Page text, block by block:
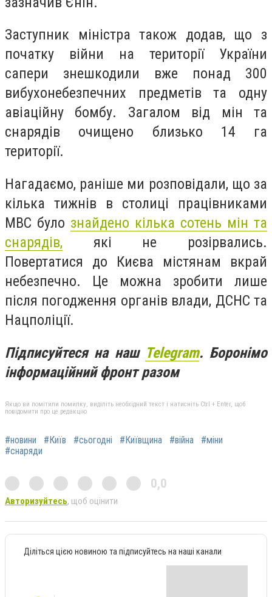
Заступник міністра також додав, що з
початку війни на території України
сапери знешкодили вже понад 300
вибухонебезпечних предметів та одну
авіаційну бомбу. Загалом від мін та
снарядів очищено близько 14 га
території.
Нагадаємо, раніше ми розповідали, що за
кілька тижнів в столиці працівниками
МВС було знайдено кілька сотень мін та
снарядів, які не розірвались.
Повертатися до Києва містянам вкрай
небезпечно. Це можна зробити лише
після погодження органів влади, ДСНС та
Нацполіції.
Підписуйтеся на наш Telegram. Боронімо
інформаційний фронт разом
Якщо ви помітили помилку, виділіть необхідний текст і натисніть Ctrl + Enter, щоб
повідомити про це редакцію
#новини #Київ #сьогодні #Київщина #війна
#міни
#снаряди
0,0
Авторизуйтесь, щоб оцінити
Діліться цією новиною та підписуйтесь на наші канали